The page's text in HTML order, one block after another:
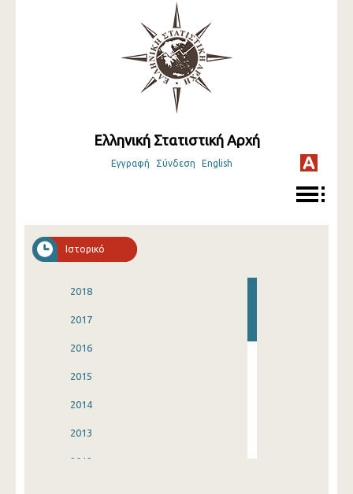
Ελληνική Στατιστική Αρχή
Εγγραφή Σύνδεση English
Ιστορικό
2018
2017
2016
2015
2014
2013
2012